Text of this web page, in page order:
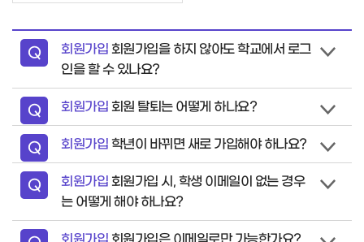
Q질
회원가입 회원가입을 하지 않아도 학교에서 로그
인을 할 수 있나요?
Q질
문
회원가입 회원 탈퇴는 어떻게 하나요?
Q질
문
회원가입 학년이 바뀌면 새로 가입해야 하나요?
Q질
회원가입 회원가입 시, 학생 이메일이 없는 경우
는 어떻게 해야 하나요?
회원가입 회원가입은 이메일로만 가능한가요?